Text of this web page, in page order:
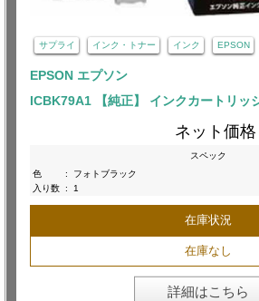
サプライ インク・トナー インク EPSON
EPSON エプソン
ICBK79A1 【純正】 インクカートリッ
ネット価格
スペック
色
:
フォトブラック
入り数 : 1
在庫状況
在庫なし
詳細はこちら